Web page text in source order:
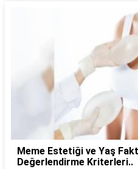
Meme Estetiği ve Yaş
Değerlendirme Kriterleri..